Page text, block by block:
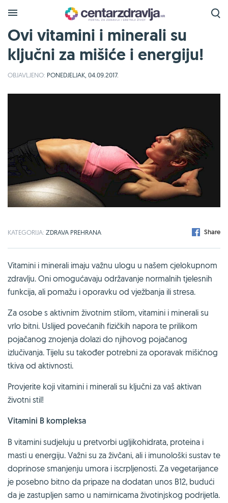
Ovi vitamini i minerali su
ključni za mišiće i energiju!
OBJAVLJENO: PONEDJELJAK, 04.09.2017.
KATEGORIJA: ZDRAVA PREHRANA Share
Vitamini i minerali imaju važnu ulogu u našem cjelokupnom
zdravlju. Oni omogućavaju održavanje normalnih tjelesnih
funkcija, ali pomažu i oporavku od vježbanja ili stresa.
Za osobe s aktivnim životnim stilom, vitamini i minerali su
vrlo bitni. Uslijed povećanih fizičkih napora te prilikom
pojačanog znojenja dolazi do njihovog pojačanog
izlučivanja. Tijelu su također potrebni za oporavak mišićnog
tkiva od aktivnosti.
Provjerite koji vitamini i minerali su ključni za vaš aktivan
životni stil!
Vitamini B kompleksa
B vitamini sudjeluju u pretvorbi ugljikohidrata, proteina i
masti u energiju. Važni su za živčani, ali i imunološki sustav te
doprinose smanjenju umora i iscrpljenosti. Za vegetarijance
je posebno bitno da pripaze na dodatan unos B12, budući
da je zastupljen samo u namirnicama životinjskog podrijetla.